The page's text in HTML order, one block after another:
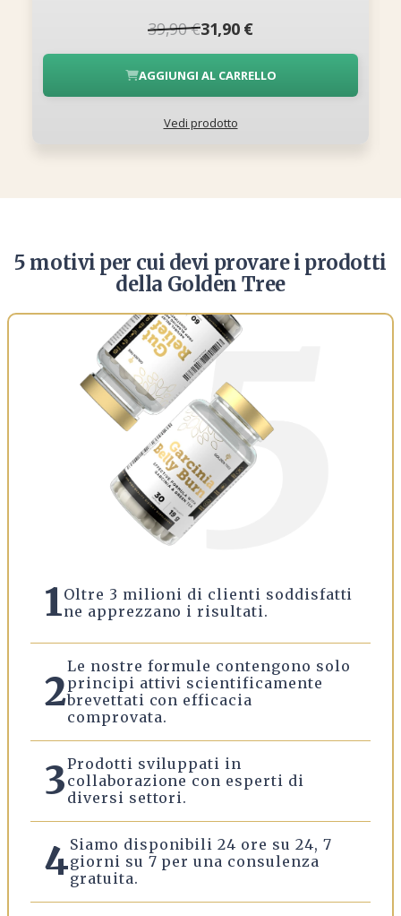
39,90 €31,90 €
AGGIUNGI AL CARRELLO
Vedi prodotto
5 motivi per cui devi provare i prodotti
della Golden Tree
1Oltre 3 milioni di clienti soddisfatti
ne apprezzano i risultati.
2
Le nostre formule contengono solo
principi attivi scientificamente
brevettati con efficacia
comprovata.
3Prodotti sviluppati in
collaborazione con esperti di
diversi settori.
4Siamo disponibili 24 ore su 24, 7
giorni su 7 per una consulenza
gratuita.